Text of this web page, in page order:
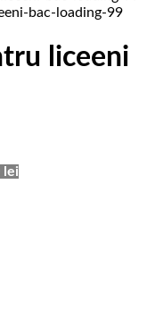
liceeni
lei